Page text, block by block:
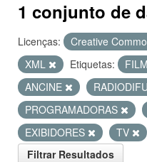
1 conjunto de
Licenças: Creative
XML
Etiquetas:
ANCINE
PROGRAMADORAS
EXIBIDORES
TV
Filtrar Resultados